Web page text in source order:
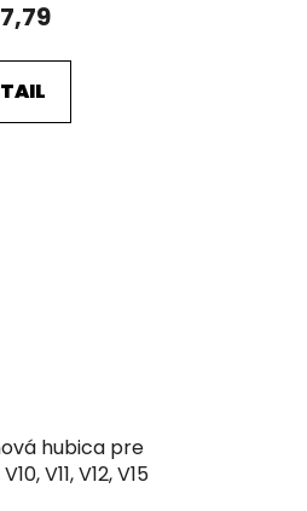
hubica pre
V11, V12, V15